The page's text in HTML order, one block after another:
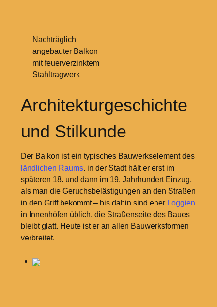
Nachträglich
angebauter Balkon
mit feuerverzinktem
Stahltragwerk
Architekturgeschichte
und Stilkunde
Der Balkon ist ein typisches Bauwerkselement des
ländlichen Raums, in der Stadt hält er erst im
späteren 18. und dann im 19. Jahrhundert Einzug,
als man die Geruchsbelästigungen an den Straßen
in den Griff bekommt – bis dahin sind eher Loggien
in Innenhöfen üblich, die Straßenseite des Baues
bleibt glatt. Heute ist er an allen Bauwerksformen
verbreitet.